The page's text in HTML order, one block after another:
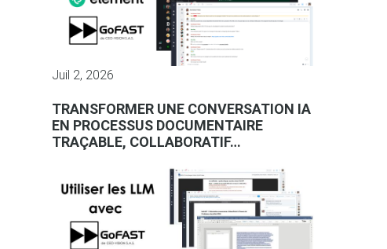
Juil 2, 2026
TRANSFORMER UNE CONVERSATION IA
EN PROCESSUS DOCUMENTAIRE
TRAÇABLE, COLLABORATIF…